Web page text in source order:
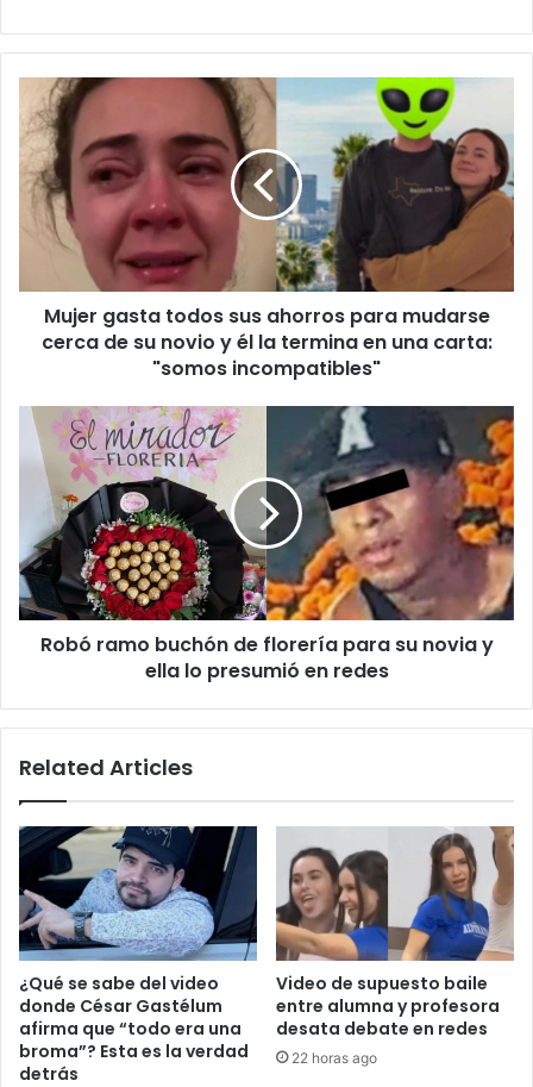
Mujer
gasta
todos
sus
ahorros
para
mudarse
de
novio
termina
carta:
"somos
incompatibles"
Mujer gasta todos sus ahorros para mudarse
cerca de su novio y él la termina en una carta:
"somos incompatibles"
Robó
ramo
buchón
florería
para
su
novia
y
ellaRobó ramo buchón de florería para su novia y
ella lo presumió en redes
Related Articles
¿Qué se sabe del video
donde César Gastélum
afirma que “todo era una
broma”? Esta es la verdad
detrás
Video de supuesto baile
entre alumna y profesora
desata debate en redes
22 horas ago